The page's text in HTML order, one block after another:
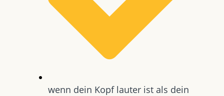
wenn dein Kopf lauter ist als dein